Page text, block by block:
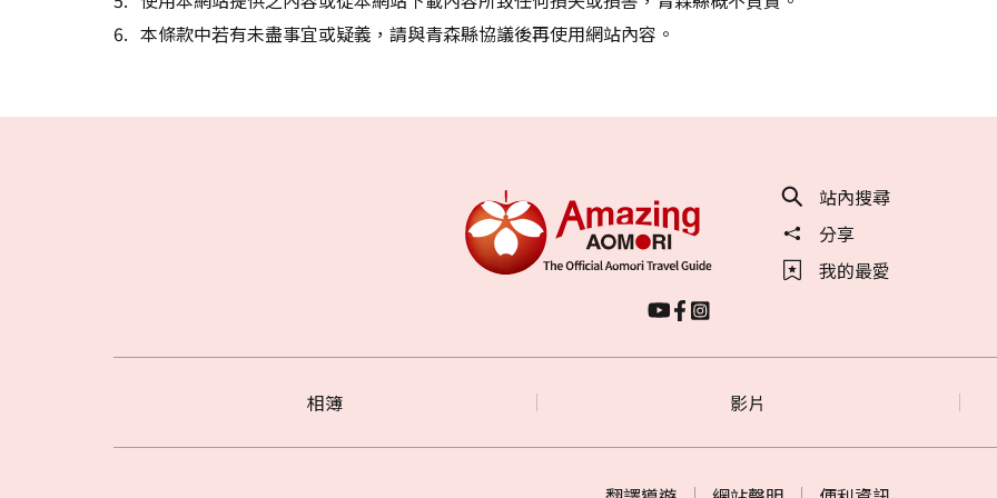
本條款中若有未盡事宜或疑義，請與青森縣協議後再使用網站內容。
站內搜尋
分享
我的最愛
相簿 影片